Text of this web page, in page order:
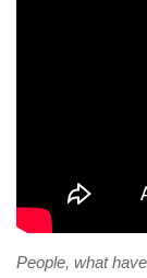
People, what